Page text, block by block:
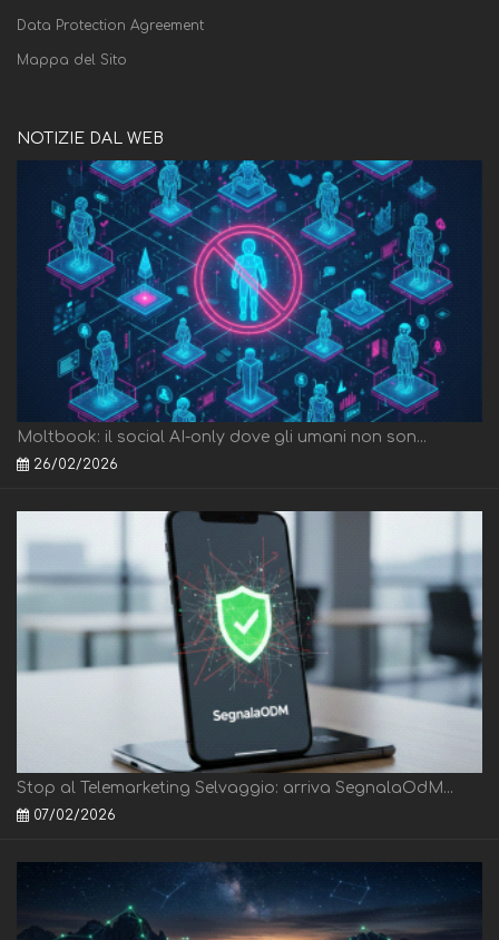
Data Protection Agreement
Mappa del Sito
NOTIZIE DAL WEB
Moltbook: il social AI-only dove gli umani non son...
26/02/2026
Stop al Telemarketing Selvaggio: arriva SegnalaOdM...
07/02/2026